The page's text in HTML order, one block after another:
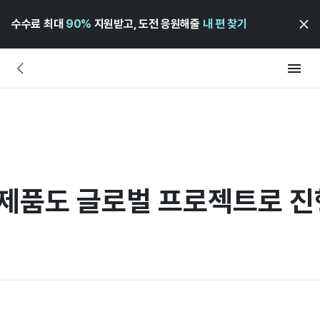
수수료 최대 90% 지원받고, 도전 응원해줄 내 편 찾기
품도 글로벌 프로젝트로